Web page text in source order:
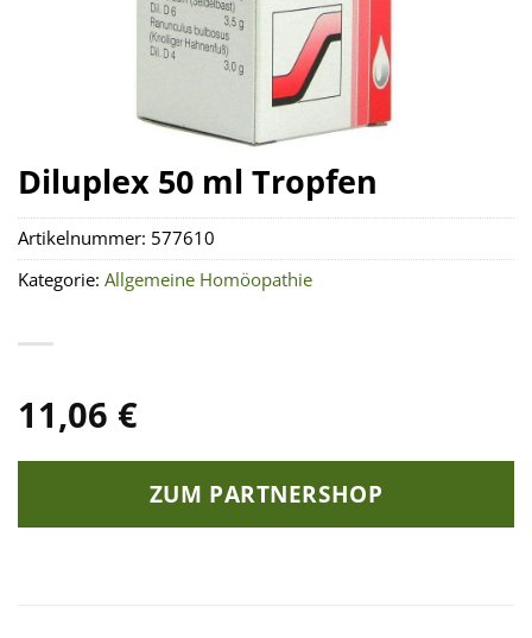
Diluplex 50 ml Tropfen
11,06 €
ZUM PARTNERSHOP
Artikelnummer: 577610
Kategorie: Allgemeine Homöopathie